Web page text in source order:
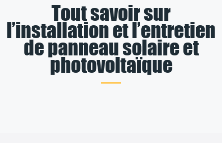
Tout savoir sur
l’installation et l’entretien
de panneau solaire et
photovoltaïque